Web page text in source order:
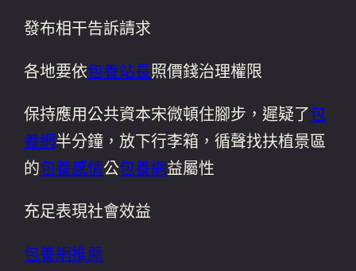
發布相干告訴請求
各地要依包養站長照價錢治理權限
保持應用公共資本宋微頓住腳步，遲疑了包
養網半分鐘，放下行李箱，循聲找扶植景區
的包養感情公包養網益屬性
充足表現社會效益
包養網推薦